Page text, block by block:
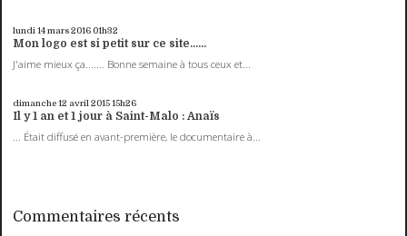
lundi 14mars 2016 01h32
Mon logo est si petit sur ce site......
J'aime mieux ça....... Bonne semaine à tous ceux et...
dimanche 12 avril 201515h26
Il y 1 an et 1 jour à Saint-Malo : Anaïs
... Était diffusé en avant-première, le documentaire à...
Commentaires récents